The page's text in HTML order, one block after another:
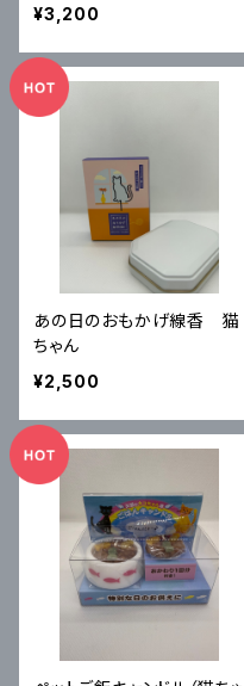
¥3,200
あの日のおもかげ線香 猫
ちゃん
¥2,500